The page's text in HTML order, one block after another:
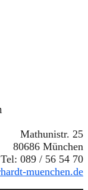
Mathunistr. 25
80686 München
Tel: 089 / 56 54 70
muenchen.de